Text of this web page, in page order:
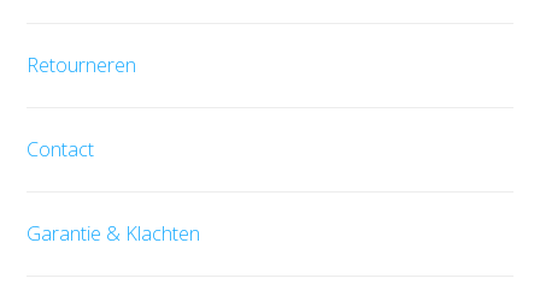
Retourneren
Contact
Garantie & Klachten